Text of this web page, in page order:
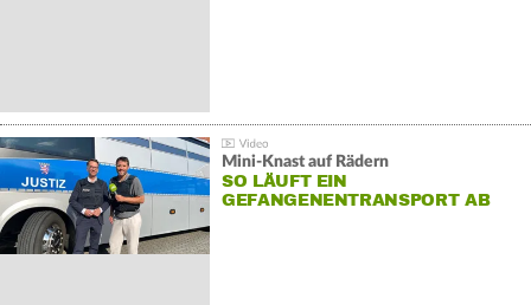
Mini-Knast auf Rädern
SO LÄUFT EIN
GEFANGENENTRANSPORT AB